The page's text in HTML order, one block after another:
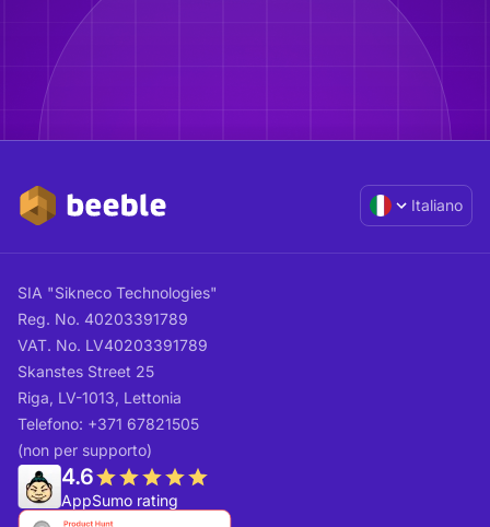
Italiano
SIA "Sikneco Technologies"
Reg. No. 40203391789
VAT. No. LV40203391789
Skanstes Street 25
Riga, LV-1013, Lettonia
Telefono: +371 67821505
(non per supporto)
4.6
AppSumo rating